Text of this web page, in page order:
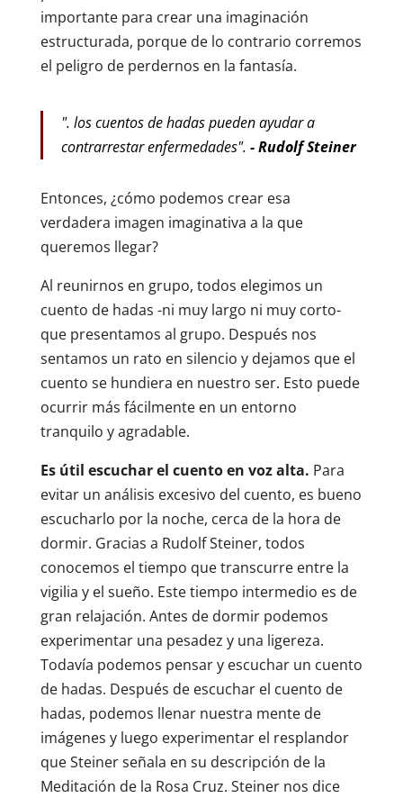
importante para crear una imaginación
estructurada, porque de lo contrario corremos
el peligro de perdernos en la fantasía.
". los cuentos de hadas pueden ayudar a
contrarrestar enfermedades". - Rudolf Steiner
Entonces, ¿cómo podemos crear esa
verdadera imagen imaginativa a la que
queremos llegar?
Al reunirnos en grupo, todos elegimos un
cuento de hadas -ni muy largo ni muy corto-
que presentamos al grupo. Después nos
sentamos un rato en silencio y dejamos que el
cuento se hundiera en nuestro ser. Esto puede
ocurrir más fácilmente en un entorno
tranquilo y agradable.
Es útil escuchar el cuento en voz alta. Para
evitar un análisis excesivo del cuento, es bueno
escucharlo por la noche, cerca de la hora de
dormir. Gracias a Rudolf Steiner, todos
conocemos el tiempo que transcurre entre la
vigilia y el sueño. Este tiempo intermedio es de
gran relajación. Antes de dormir podemos
experimentar una pesadez y una ligereza.
Todavía podemos pensar y escuchar un cuento
de hadas. Después de escuchar el cuento de
hadas, podemos llenar nuestra mente de
imágenes y luego experimentar el resplandor
que Steiner señala en su descripción de la
Meditación de la Rosa Cruz. Steiner nos dice